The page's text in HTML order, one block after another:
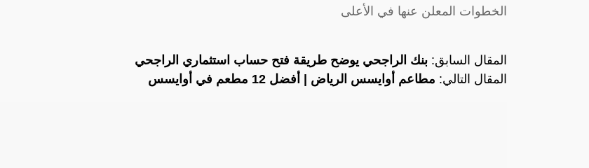
الخطوات المعلن عنها في الأعلى
المقال السابق: بنك الراجحي يوضح طريقة فتح حساب استثماري الراجحي
المقال التالي: مطاعم أوايسس الرياض | أفضل 12 مطعم في أوايسس